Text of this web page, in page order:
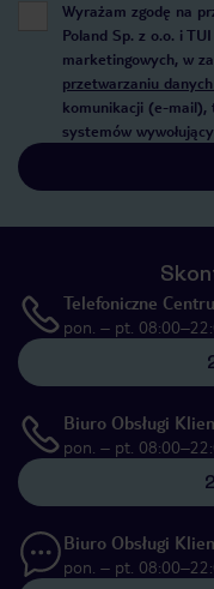
Wyrażam zgodę na
Poland Sp. z o.o. i
marketingowych, w
przetwarzaniu
komunikacji (e-mail),
systemów
Telefoniczne
pon. – pt.
Biuro Obsługi
pon. – pt.
Biuro Obsługi
pon. – pt.